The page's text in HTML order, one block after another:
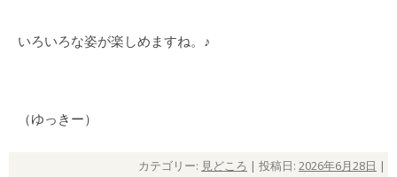
いろいろな姿が楽しめますね。♪
（ゆっきー）
カテゴリー: 見どころ | 投稿日: 2026年6月28日 |